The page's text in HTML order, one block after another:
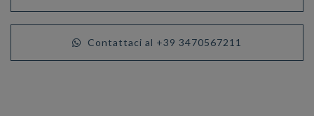
Contattaci al +39 3470567211